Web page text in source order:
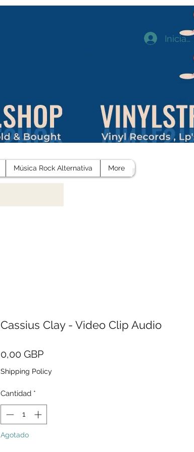
Iniciar
Música Rock Alternativa More
Cassius Clay - Video Clip Audio
0,00 GBPPrecio
Shipping Policy
Cantidad *
Agotado